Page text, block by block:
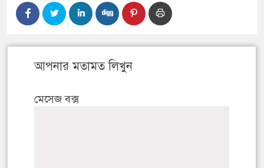
আপনার মতামত লিখুন
মেসেজ বক্স